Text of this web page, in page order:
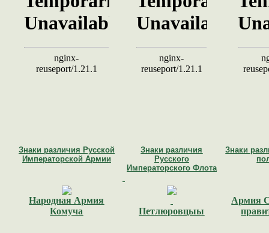
Знаки различия Русской
Императорской Армии
Знаки различия
Русского
Императорского Флота
Знаки
Народная Армия
Комуча
Петлюровцыы
Армия